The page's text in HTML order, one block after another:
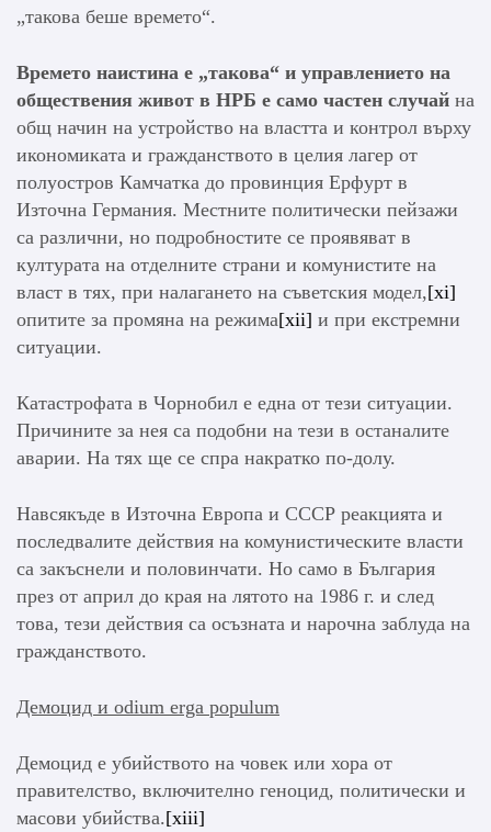
„такова беше времето“.
Времето наистина е „такова“ и управлението на
обществения живот в НРБ е само частен случай на
общ начин на устройство на властта и контрол върху
икономиката и гражданството в целия лагер от
полуостров Камчатка до провинция Ерфурт в
Източна Германия. Местните политически пейзажи
са различни, но подробностите се проявяват в
културата на отделните страни и комунистите на
власт в тях, при налагането на съветския модел,[xi]
опитите за промяна на режима[xii] и при екстремни
ситуации.
Катастрофата в Чорнобил е една от тези ситуации.
Причините за нея са подобни на тези в останалите
аварии. На тях ще се спра накратко по-долу.
Навсякъде в Източна Европа и СССР реакцията и
последвалите действия на комунистическите власти
са закъснели и половинчати. Но само в България
през от април до края на лятото на 1986 г. и след
това, тези действия са осъзната и нарочна заблуда на
гражданството.
Демоцид и odium erga populum
Демоцид е убийството на човек или хора от
правителство, включително геноцид, политически и
масови убийства.[xiii]